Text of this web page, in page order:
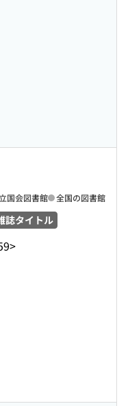
誌タイトル
国会図書館 全国の図書館